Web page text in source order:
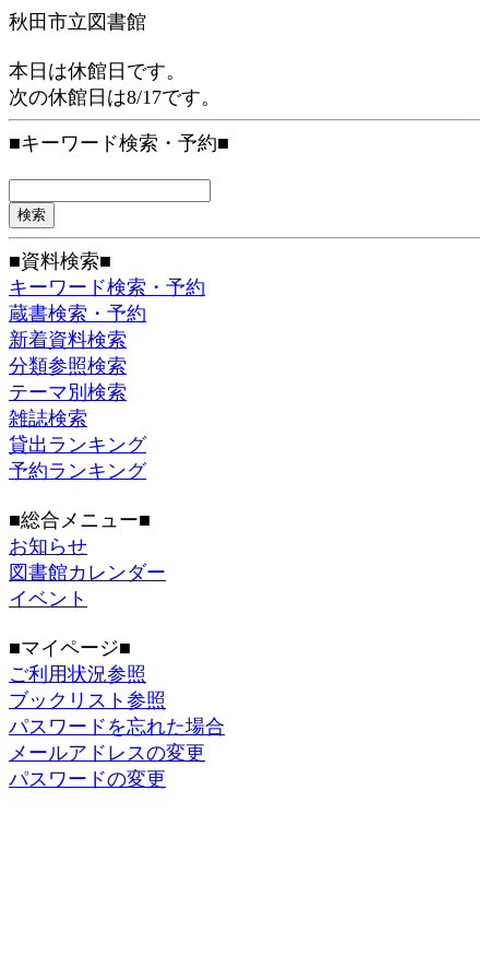
秋田市立図書館
本日は休館日です。
次の休館日は8/17です。
■キーワード検索・予約■
■資料検索■
キーワード検索・予約
蔵書検索・予約
新着資料検索
分類参照検索
テーマ別検索
雑誌検索
貸出ランキング
予約ランキング
■総合メニュー■
お知らせ
図書館カレンダー
イベント
■マイページ■
ご利用状況参照
ブックリスト参照
パスワードを忘れた場合
メールアドレスの変更
パスワードの変更